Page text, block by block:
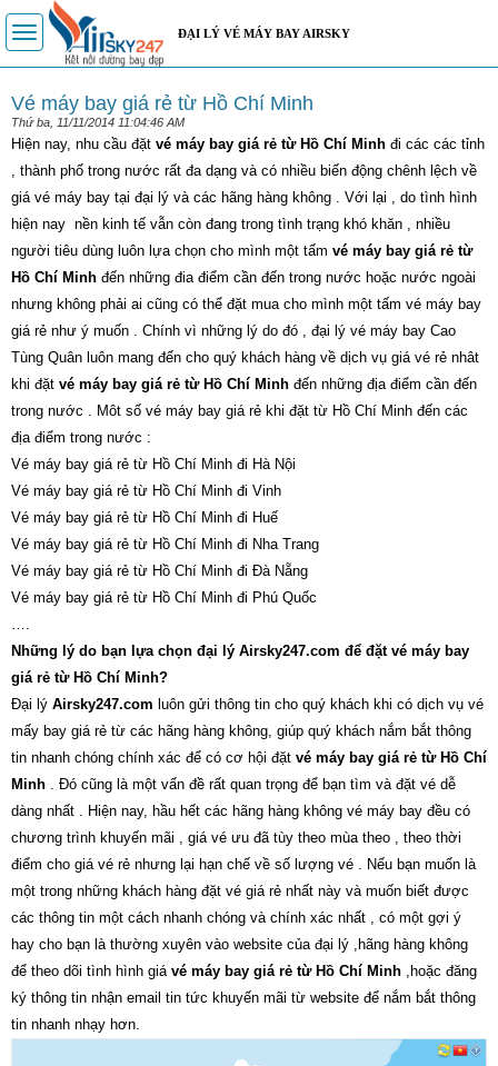
Toggle
navigation
ĐẠI LÝ VÉ MÁY BAY AIRSKY
Vé máy bay giá rẻ từ Hồ Chí Minh
Thứ ba, 11/11/2014 11:04:46 AM
Hiện nay, nhu cầu đặt vé máy bay giá rẻ từ Hồ Chí Minh đi các các tỉnh
, thành phố trong nước rất đa dạng và có nhiều biến động chênh lệch về
giá vé máy bay tại đại lý và các hãng hàng không . Với lại , do tình hình
hiện nay nền kinh tế vẫn còn đang trong tình trạng khó khăn , nhiều
người tiêu dùng luôn lựa chọn cho mình một tấm vé máy bay giá rẻ từ
Hồ Chí Minh đến những đia điểm cần đến trong nước hoặc nước ngoài
nhưng không phải ai cũng có thể đặt mua cho mình một tấm vé máy bay
giá rẻ như ý muốn . Chính vì những lý do đó , đại lý vé máy bay Cao
Tùng Quân luôn mang đến cho quý khách hàng về dịch vụ giá vé rẻ nhât
khi đặt vé máy bay giá rẻ từ Hồ Chí Minh đến những địa điểm cần đến
trong nước . Môt số vé máy bay giá rẻ khi đặt từ Hồ Chí Minh đến các
địa điểm trong nước :
Vé máy bay giá rẻ từ Hồ Chí Minh đi Hà Nội
Vé máy bay giá rẻ từ Hồ Chí Minh đi Vinh
Vé máy bay giá rẻ từ Hồ Chí Minh đi Huế
Vé máy bay giá rẻ từ Hồ Chí Minh đi Nha Trang
Vé máy bay giá rẻ từ Hồ Chí Minh đi Đà Nẵng
Vé máy bay giá rẻ từ Hồ Chí Minh đi Phú Quốc
….
Những lý do bạn lựa chọn đại lý Airsky247.com để đặt vé máy bay
giá rẻ từ Hồ Chí Minh?
Đại lý Airsky247.com luôn gửi thông tin cho quý khách khi có dịch vụ vé
mấy bay giá rẻ từ các hãng hàng không, giúp quý khách nắm bắt thông
tin nhanh chóng chính xác để có cơ hội đặt vé máy bay giá rẻ từ Hồ Chí
Minh . Đó cũng là một vấn đề rất quan trọng để bạn tìm và đặt vé dễ
dàng nhất . Hiện nay, hầu hết các hãng hàng không vé máy bay đều có
chương trình khuyến mãi , giá vé ưu đã tùy theo mùa theo , theo thời
điểm cho giá vé rẻ nhưng lại hạn chế về số lượng vé . Nếu bạn muốn là
một trong những khách hàng đặt vé giá rẻ nhất này và muốn biết được
các thông tin một cách nhanh chóng và chính xác nhất , có một gợi ý
hay cho bạn là thường xuyên vào website của đại lý ,hãng hàng không
để theo dõi tình hình giá vé máy bay giá rẻ từ Hồ Chí Minh ,hoặc đăng
ký thông tin nhận email tin tức khuyến mãi từ website để nắm bắt thông
tin nhanh nhạy hơn.